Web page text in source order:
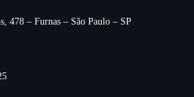
478 – Furnas – São Paulo – SP